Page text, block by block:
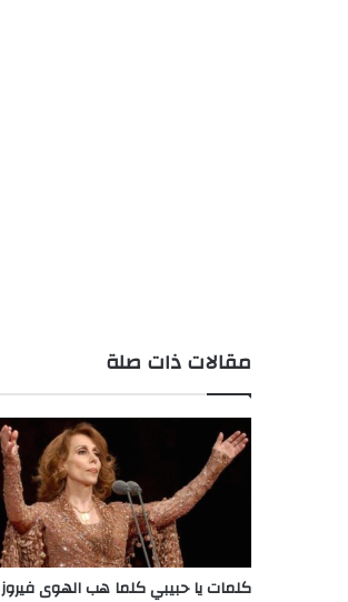
مقالات ذات صلة
كلمات يا حبيبي كلما هب الهوى فيروز